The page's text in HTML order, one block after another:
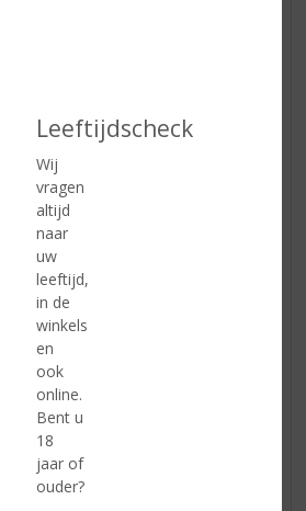
Leeftijdscheck
Wij
vragen
altijd
naar
uw
leeftijd,
in de
winkels
en
ook
online.
Bent u
18
jaar of
ouder?